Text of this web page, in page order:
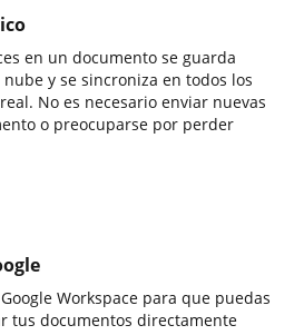
en un documento se guarda
y se sincroniza en todos los
No es necesario enviar nuevas
o preocuparse por perder
Workspace para que puedas
tus documentos directamente